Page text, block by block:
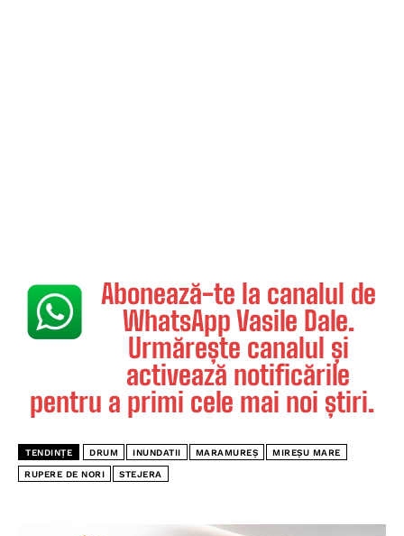
Abonează-te la canalul de
WhatsApp Vasile Dale.
Urmărește canalul și
activează notificările
pentru a primi cele mai noi știri.
TENDINȚE DRUM INUNDATII MARAMUREȘ MIREȘU MARE
RUPERE DE NORI STEJERA